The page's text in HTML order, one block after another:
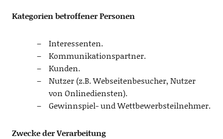
Kategorien betroffener Personen
Interessenten.
Kommunikationspartner.
Kunden.
Nutzer (z.B. Webseitenbesucher, Nutzer
von Onlinediensten).
Gewinnspiel- und Wettbewerbsteilnehmer.
Zwecke der Verarbeitung